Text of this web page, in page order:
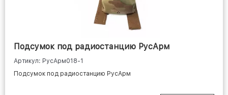
Подсумок под радиостанцию РусАрм
Артикул: РусАрм018-1
Подсумок под радиостанцию РусАрм